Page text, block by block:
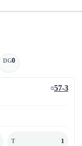
DG0
○57-3
T 1